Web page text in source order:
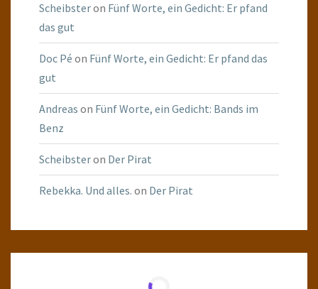
Scheibsteron Fünf Worte, ein Gedicht: Er pfand
das gut
Doc Pé on Fünf Worte, ein Gedicht: Er pfand das
gut
Andreas on Fünf Worte, ein Gedicht: Bands im
Benz
Scheibsteron Der Pirat
Rebekka. Und alles. on Der Pirat